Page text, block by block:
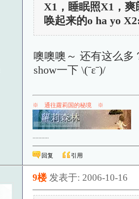
X1，睡眠照X1，
唤起来的o ha yo
噢噢噢～ 还有这么多
show一下 \(ˉεˉ)/
※ 通往蘿莉国的秘境 ※
...........
回复 引用
9楼 发表于: 2006-10-16